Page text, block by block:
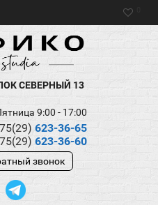
СЕВЕРНЫЙ 13
9:00 - 17:00
623-36-65
623-36-60
звонок